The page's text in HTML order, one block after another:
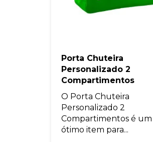
Porta Chuteira
Personalizado 2
Compartimentos
O Porta Chuteira
Personalizado 2
Compartimentos é um
ótimo item para...